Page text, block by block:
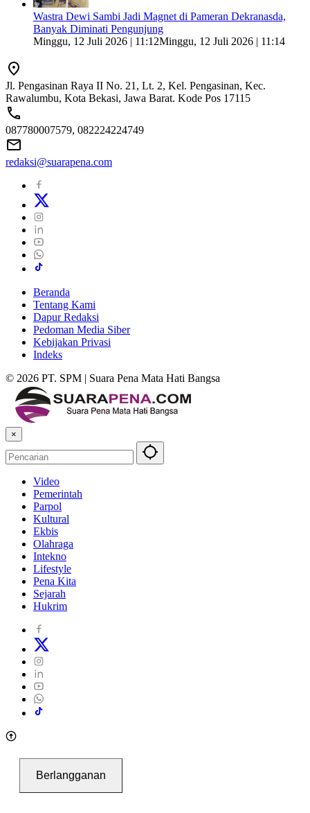
Wastra Dewi Sambi Jadi Magnet di Pameran Dekranasda,
Banyak Diminati Pengunjung
Minggu, 12 Juli 2026 | 11:12Minggu, 12 Juli 2026 | 11:14
Jl. Pengasinan Raya II No. 21, Lt. 2, Kel. Pengasinan, Kec.
Rawalumbu, Kota Bekasi, Jawa Barat. Kode Pos 17115
087780007579, 082224224749
redaksi@suarapena.com
Beranda
Tentang Kami
Dapur Redaksi
Pedoman Media Siber
Kebijakan Privasi
Indeks
© 2026 PT. SPM | Suara Pena Mata Hati Bangsa
×
Video
Pemerintah
Parpol
Kultural
Ekbis
Olahraga
Intekno
Lifestyle
Pena Kita
Sejarah
Hukrim
Berlangganan